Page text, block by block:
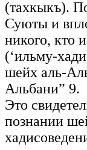
(тахкыкъ).
Суюты и
никого, кто
(‘ильму-
шейх аль-
Альбани” 9.
Это
познании